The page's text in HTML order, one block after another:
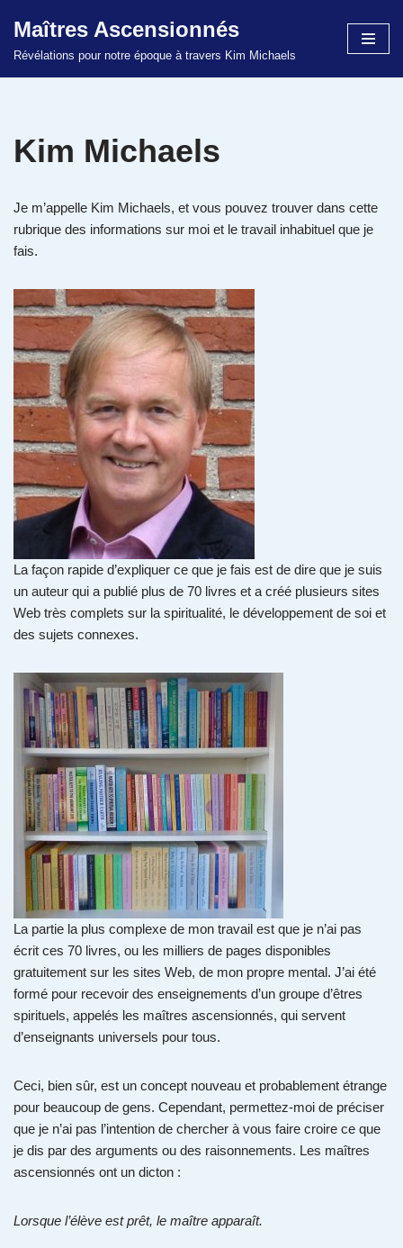
Aller
Maîtres Ascensionnés
Révélations pour notre époque à travers Kim Michaels
Kim Michaels
Je m’appelle Kim Michaels, et vous pouvez trouver dans cette
rubrique des informations sur moi et le travail inhabituel que je
fais.
La façon rapide d’expliquer ce que je fais est de dire que je suis
un auteur qui a publié plus de 70 livres et a créé plusieurs sites
Web très complets sur la spiritualité, le développement de soi et
des sujets connexes.
La partie la plus complexe de mon travail est que je n’ai pas
écrit ces 70 livres, ou les milliers de pages disponibles
gratuitement sur les sites Web, de mon propre mental. J’ai été
formé pour recevoir des enseignements d’un groupe d’êtres
spirituels, appelés les maîtres ascensionnés, qui servent
d’enseignants universels pour tous.
Ceci, bien sûr, est un concept nouveau et probablement étrange
pour beaucoup de gens. Cependant, permettez-moi de préciser
que je n’ai pas l’intention de chercher à vous faire croire ce que
je dis par des arguments ou des raisonnements. Les maîtres
ascensionnés ont un dicton :
Lorsque l’élève est prêt, le maître apparaît.